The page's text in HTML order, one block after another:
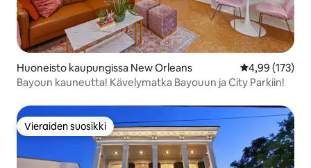
Huoneisto kaupungissa New Orleans
4,99 (173)
Bayoun kauneutta! Kävelymatka Bayouun ja City Parkiin!
Vieraiden suosikki
Vieraiden suosikki